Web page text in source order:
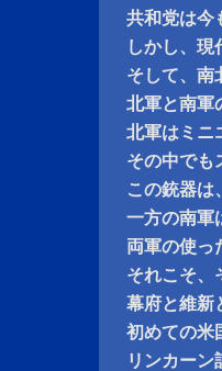
共和党は今
しかし、現
そして、南
北軍と南軍
北軍はミニ
その中でも
この銃器は
一方の南軍
両軍の使っ
それこそ、
幕府と維新
初めての米
リンカーン